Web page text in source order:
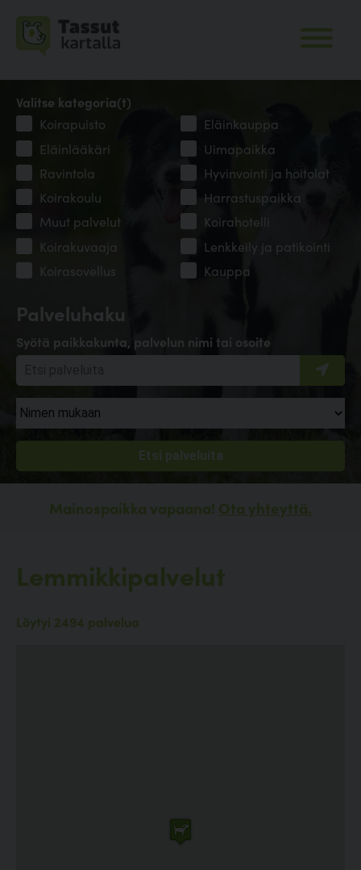
Palveluhaku
Syötä paikkakunta, palvelun nimi tai osoite
Valitse kategoria(t)
Koirapuisto
Eläinkauppa
Eläinlääkäri
Uimapaikka
Ravintola
Hyvinvointi ja hoitolat
Koirakoulu
Harrastuspaikka
Muut palvelut
Koirahotelli
Koirakuvaaja
Lenkkeily ja patikointi
Koirasovellus
Kauppa
Mainospaikka vapaana! Ota yhteyttä.
Lemmikkipalvelut
Löytyi 2494 palvelua